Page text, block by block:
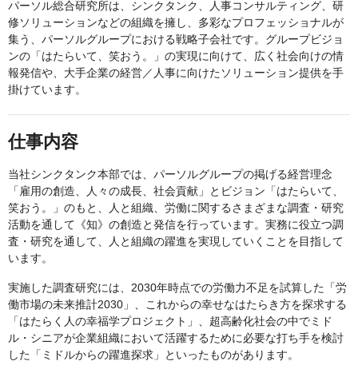
パーソル総合研究所は、シンクタンク、人事コンサルティング、研
修ソリューションなどの組織を擁し、多彩なプロフェッショナルが
集う、パーソルグループにおける戦略子会社です。グループビジョ
ンの「はたらいて、笑おう。」の実現に向けて、広く社会向けの情
報発信や、大手企業の経営／人事に向けたソリューション提供を手
掛けています。
仕事内容
当社シンクタンク本部では、パーソルグループの掲げる経営理念
「雇用の創造、人々の成長、社会貢献」とビジョン「はたらいて、
笑おう。」のもと、人と組織、労働に関するさまざまな調査・研究
活動を通して《知》の創造と発信を行っています。実務に役立つ調
査・研究を通して、人と組織の躍進を実現していくことを目指して
います。
実施した調査研究には、2030年時点での労働力不足を試算した「労
働市場の未来推計2030」、これからの幸せなはたらき方を探求する
「はたらく人の幸福学プロジェクト」、超高齢化社会の中でミド
ル・シニアが企業組織において活躍するために必要な打ち手を検討
した「ミドルからの躍進探求」といったものがあります。